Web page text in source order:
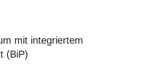
mit integriertem
(BiP)